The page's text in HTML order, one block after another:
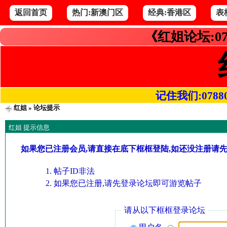
返回首页 热门:新澳门区 经典:香港区 表
《红姐论坛
记住我们
红姐» 论坛提示
红姐 提示信息
如果您已注册会员,请直接在底下框框登陆,如还没注册请
帖子ID非法
如果您已注册,请先登录论坛即可游览帖子
请从以下框框登录论坛